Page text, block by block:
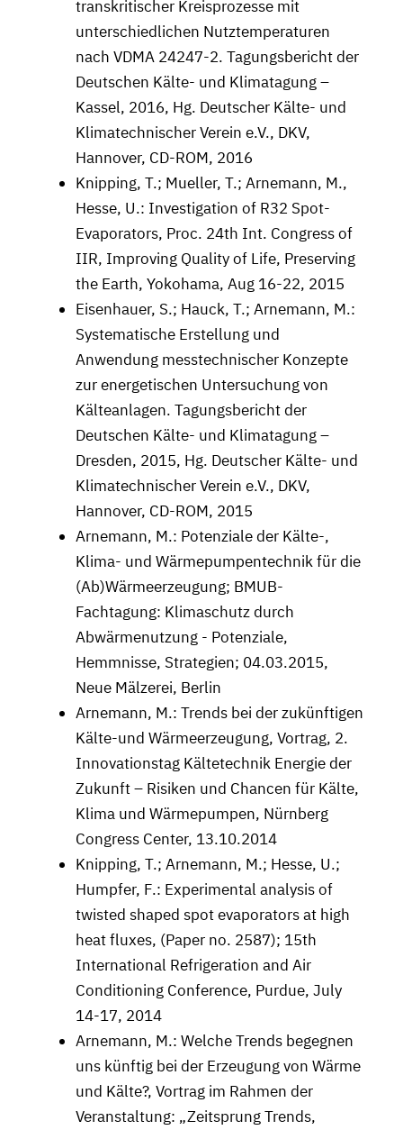
transkritischer Kreisprozesse mit
unterschiedlichen Nutztemperaturen
nach VDMA 24247-2. Tagungsbericht der
Deutschen Kälte- und Klimatagung –
Kassel, 2016, Hg. Deutscher Kälte- und
Klimatechnischer Verein e.V., DKV,
Hannover, CD-ROM, 2016
Knipping, T.; Mueller, T.; Arnemann, M.,
Hesse, U.: Investigation of R32 Spot-
Evaporators, Proc. 24th Int. Congress of
IIR, Improving Quality of Life, Preserving
the Earth, Yokohama, Aug 16-22, 2015
Eisenhauer, S.; Hauck, T.; Arnemann, M.:
Systematische Erstellung und
Anwendung messtechnischer Konzepte
zur energetischen Untersuchung von
Kälteanlagen. Tagungsbericht der
Deutschen Kälte- und Klimatagung –
Dresden, 2015, Hg. Deutscher Kälte- und
Klimatechnischer Verein e.V., DKV,
Hannover, CD-ROM, 2015
Arnemann, M.: Potenziale der Kälte-,
Klima- und Wärmepumpentechnik für die
(Ab)Wärmeerzeugung; BMUB-
Fachtagung: Klimaschutz durch
Abwärmenutzung - Potenziale,
Hemmnisse, Strategien; 04.03.2015,
Neue Mälzerei, Berlin
Arnemann, M.: Trends bei der zukünftigen
Kälte-und Wärmeerzeugung, Vortrag, 2.
Innovationstag Kältetechnik Energie der
Zukunft – Risiken und Chancen für Kälte,
Klima und Wärmepumpen, Nürnberg
Congress Center, 13.10.2014
Knipping, T.; Arnemann, M.; Hesse, U.;
Humpfer, F.: Experimental analysis of
twisted shaped spot evaporators at high
heat fluxes, (Paper no. 2587); 15th
International Refrigeration and Air
Conditioning Conference, Purdue, July
14-17, 2014
Arnemann, M.: Welche Trends begegnen
uns künftig bei der Erzeugung von Wärme
und Kälte?, Vortrag im Rahmen der
Veranstaltung: „Zeitsprung Trends,